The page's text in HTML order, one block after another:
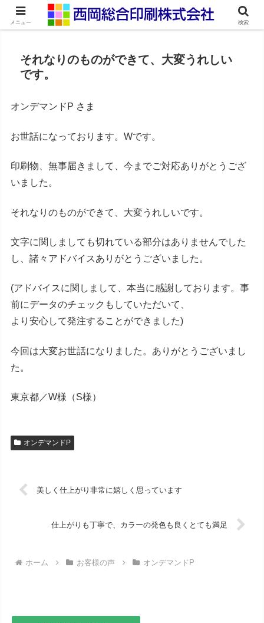
ネット印刷通販・オンデマンド印刷
それなりのものができて、大変うれしい
です。
オンデマンドP さま
お世話になっております。Wです。
印刷物、無事届きまして、今までご対応ありがとうござ
いました。
それなりのものができて、大変うれしいです。
文字に関しましても切れている部分はありませんでした
し、諸々アドバイスありがとうございました。
(アドバイスに関しまして、本当に感謝しております。事
前にデータのチェックもしていただいて、
より安心して発注することができました)
今回は大変お世話になりました。ありがとうございまし
た。
東京都／W様（S様）
オンデマンドP
美しく仕上がり非常に嬉しく思っています
仕上がりも丁寧で、カラーの発色も良くとても満足
ホーム お客様の声 オンデマンドP
メニュー 検索